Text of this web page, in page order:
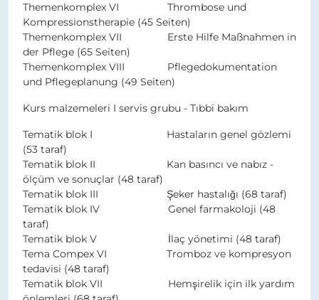
Themenkomplex VI Thrombose und
Kompressionstherapie (45 Seiten)
Themenkomplex VII Erste Hilfe Maßnahmen in
der Pflege (65 Seiten)
Themenkomplex VIII Pflegedokumentation
und Pflegeplanung (49 Seiten)
Kurs malzemeleri I servis grubu - Tıbbi bakım
Tematik blok I Hastaların genel gözlemi
(53 taraf)
Tematik blok II Kan basıncı ve nabız -
ölçüm ve sonuçlar (48 taraf)
Tematik blok III Şeker hastalığı (68 taraf)
Tematik blok IV Genel farmakoloji (48
taraf)
​Tematik blok V İlaç yönetimi (48 taraf)
Tema Compex VI Tromboz ve kompresyon
tedavisi (48 taraf)
Tematik blok VII Hemşirelik için ilk yardım